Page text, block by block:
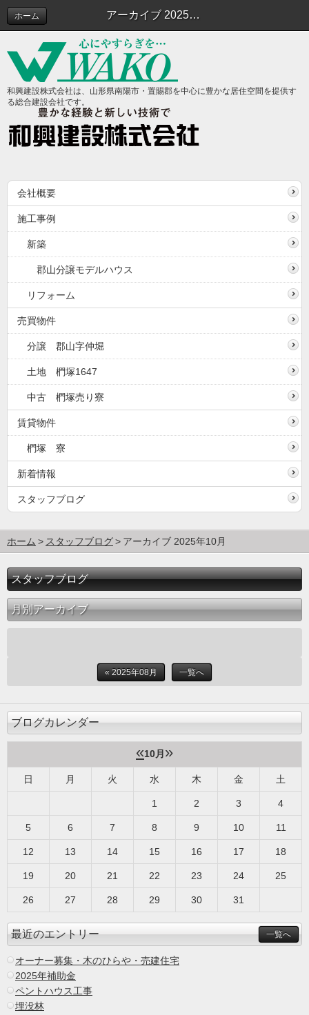
アーカイブ 2025年10月 | スタッフブログ
ホーム
和興建設株式会社は、山形県南陽市・置賜郡を中心に豊かな居住空間を提供す
る総合建設会社です。
会社概要
施工事例
新築
郡山分譲モデルハウス
リフォーム
売買物件
分譲 郡山字仲堀
土地 椚塚1647
中古 椚塚売り寮
賃貸物件
椚塚 寮
新着情報
スタッフブログ
ホーム スタッフブログ アーカイブ 2025年10月
スタッフブログ
月別アーカイブ
« 2025年08月 一覧へ
ブログカレンダー
«10月 »
日 月 火 水 木 金 土
1 2 3 4
5 6 7 8 9 10 11
12 13 14 15 16 17 18
19 20 21 22 23 24 25
26 27 28 29 30 31
最近のエントリー 一覧へ
オーナー募集・木のひらや・売建住宅
2025年補助金
ペントハウス工事
埋没林